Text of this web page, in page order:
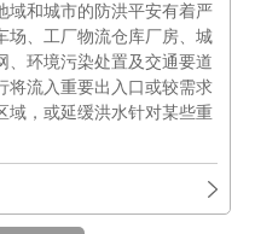
域和城市的防洪平安有着严
场、工厂物流仓库厂房、城
、环境污染处置及交通要道
将流入重要出入口或较需求
域，或延缓洪水针对某些重